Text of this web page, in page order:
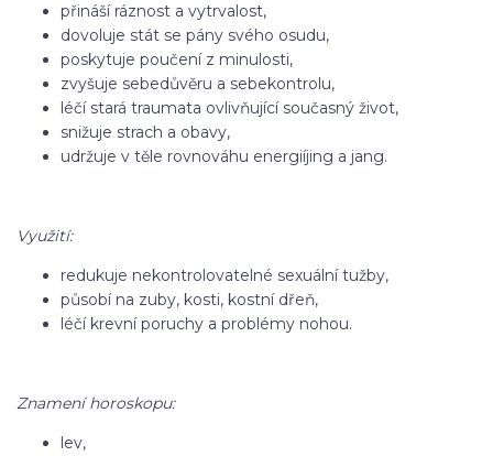
přináší ráznost a vytrvalost,
dovoluje stát se pány svého osudu,
poskytuje poučení z minulosti,
zvyšuje sebedůvěru a sebekontrolu,
léčí stará traumata ovlivňující současný život,
snižuje strach a obavy,
udržuje v těle rovnováhu energiíjing a jang.
Využití:
redukuje nekontrolovatelné sexuální tužby,
působí na zuby, kosti, kostní dřeň,
léčí krevní poruchy a problémy nohou.
Znamení horoskopu:
lev,